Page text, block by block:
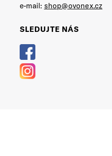
e-mail: shop@ovonex.cz
SLEDUJTE NÁS